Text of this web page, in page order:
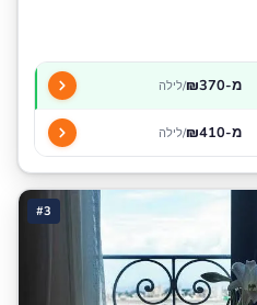
מ-₪370 /לילה
מ-₪410 /לילה
#3